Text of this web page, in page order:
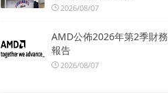
2026/08/07
AMD公佈2026年第2季財務
報告
2026/08/07